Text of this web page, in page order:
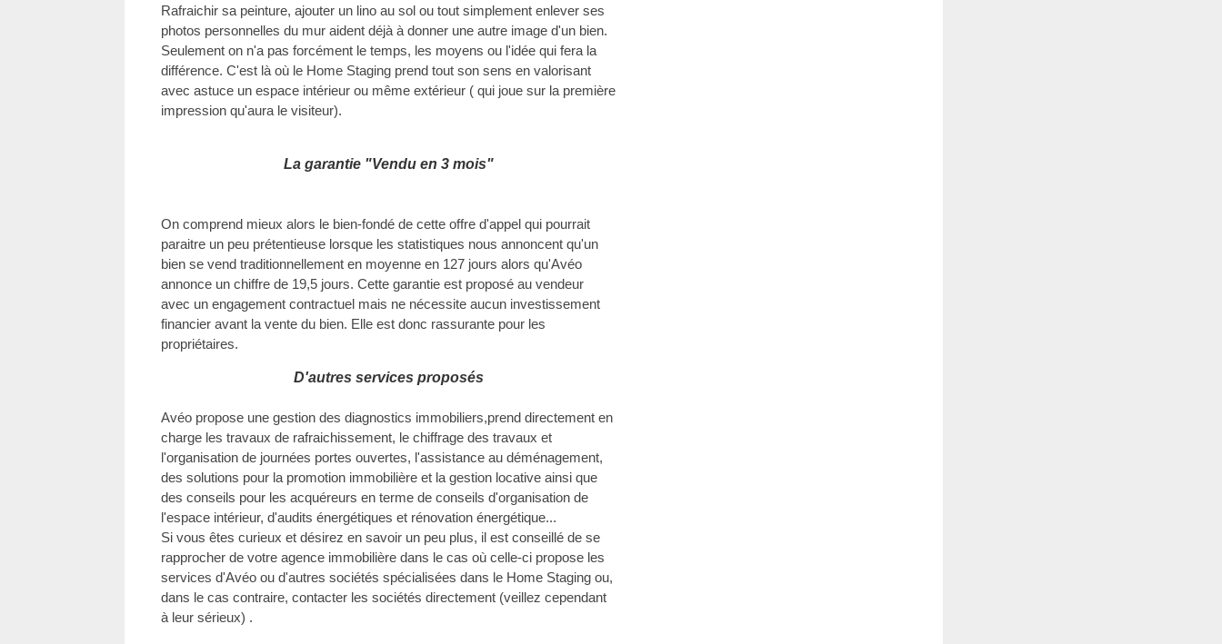
Rafraichir sa peinture, ajouter un lino au sol ou tout simplement enlever ses
photos personnelles du mur aident déjà à donner une autre image d'un bien.
Seulement on n'a pas forcément le temps, les moyens ou l'idée qui fera la
différence. C'est là où le Home Staging prend tout son sens en valorisant
avec astuce un espace intérieur ou même extérieur ( qui joue sur la première
impression qu'aura le visiteur).
La garantie "Vendu en 3 mois"
On comprend mieux alors le bien-fondé de cette offre d'appel qui pourrait
paraitre un peu prétentieuse lorsque les statistiques nous annoncent qu'un
bien se vend traditionnellement en moyenne en 127 jours alors qu'Avéo
annonce un chiffre de 19,5 jours. Cette garantie est proposé au vendeur
avec un engagement contractuel mais ne nécessite aucun investissement
financier avant la vente du bien. Elle est donc rassurante pour les
propriétaires.
D'autres services proposés
Avéo propose une gestion des diagnostics immobiliers,prend directement en
charge les travaux de rafraichissement, le chiffrage des travaux et
l'organisation de journées portes ouvertes, l'assistance au déménagement,
des solutions pour la promotion immobilière et la gestion locative ainsi que
des conseils pour les acquéreurs en terme de conseils d'organisation de
l'espace intérieur, d'audits énergétiques et rénovation énergétique...
Si vous êtes curieux et désirez en savoir un peu plus, il est conseillé de se
rapprocher de votre agence immobilière dans le cas où celle-ci propose les
services d'Avéo ou d'autres sociétés spécialisées dans le Home Staging ou,
dans le cas contraire, contacter les sociétés directement (veillez cependant
à leur sérieux) .